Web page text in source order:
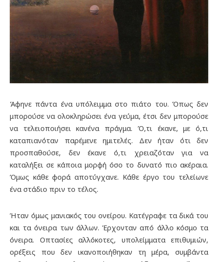
Άφηνε πάντα ένα υπόλειμμα στο πιάτο του. Όπως δεν
μπορούσε να ολοκληρώσει ένα γεύμα, έτσι δεν μπορούσε
να τελειοποιήσει κανένα πράγμα. Ό,τι έκανε, με ό,τι
καταπιανόταν παρέμενε ημιτελές. Δεν ήταν ότι δεν
προσπαθούσε, δεν έκανε ό,τι χρειαζόταν για να
καταλήξει σε κάποια μορφή όσο το δυνατό πιο ακέραια.
Όμως κάθε φορά αποτύγχανε. Κάθε έργο του τελείωνε
ένα στάδιο πριν το τέλος.
Ήταν όμως μανιακός του ονείρου. Κατέγραφε τα δικά του
και τα όνειρα των άλλων. Έρχονταν από άλλο κόσμο τα
όνειρα. Οπτασίες αλλόκοτες, υπολείμματα επιθυμιών,
ορέξεις που δεν ικανοποιήθηκαν τη μέρα, συμβάντα